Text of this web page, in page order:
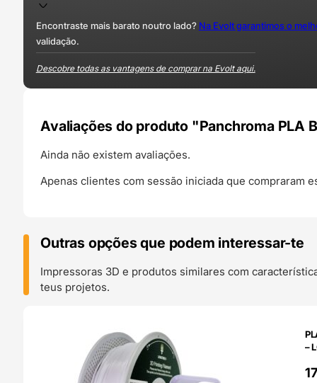
Encontraste mais barato noutro lado? Na Evolt garantimos o
validação.
Descobre todas as vantagens de comprar na Evolt aqui.
Avaliações do produto "Panchroma PLA
Ainda não existem avaliações.
Apenas clientes com sessão iniciada que compraram
Outras opções que podem interessar-te
Impressoras 3D e produtos similares com
teus projetos.
–